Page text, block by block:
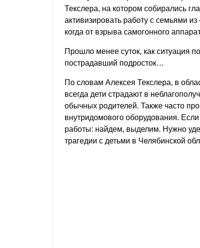
Текслера, на котором собирались
активизировать работу с семьями
когда от взрыва самогонного
Прошло менее суток, как ситуация
пострадавший подросток…
По словам Алексея Текслера, в
всегда дети страдают в
обычных родителей. Также часто
внутридомового оборудования.
работы: найдем, выделим. Нужно
трагедии с детьми в Челябинской